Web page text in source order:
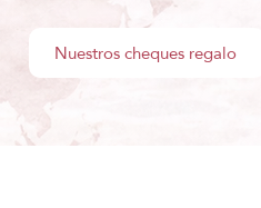
Nuestros cheques regalo